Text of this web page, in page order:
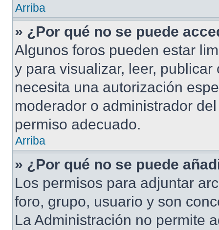
Arriba
» ¿Por qué no se puede
Algunos foros pueden estar
y para visualizar, leer,
necesita una autorización
moderador o administrador
permiso adecuado.
Arriba
» ¿Por qué no se puede
Los permisos para adjuntar
foro, grupo, usuario y son
La Administración no permite